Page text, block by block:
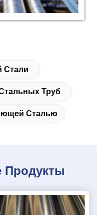
Стали
Труб
Сталью
Продукты